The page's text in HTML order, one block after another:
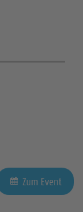
Zum Event